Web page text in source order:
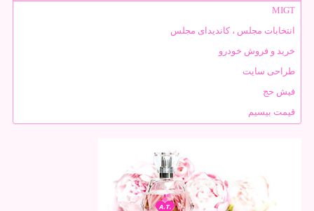
MIGT
انتخابات مجلس ، کاندیدای مجلس
خرید و فروش خودرو
طراحی سایت
فیش حج
قیمت بیسیم